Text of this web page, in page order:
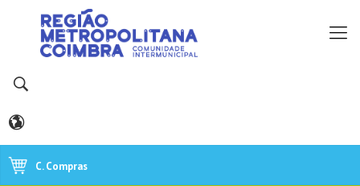
C. Compras